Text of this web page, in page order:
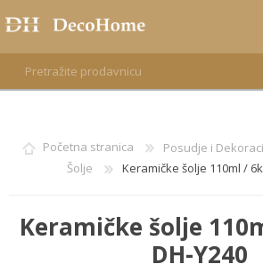
REGISTRUJTE SE
PRIJAVA
Početna stranica Posudje i
Šolje
Keramičke šolje 110ml /
Keramičke šolje
DH-Y240